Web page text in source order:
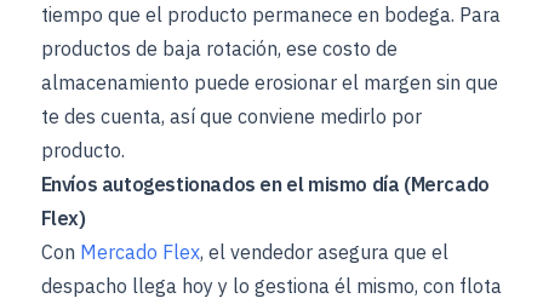
tiempo que el producto permanece en bodega. Para
productos de baja rotación, ese costo de
almacenamiento puede erosionar el margen sin que
te des cuenta, así que conviene medirlo por
producto.
Envíos autogestionados en el mismo día (Mercado
Flex)
Con Mercado Flex, el vendedor asegura que el
despacho llega hoy y lo gestiona él mismo, con flota